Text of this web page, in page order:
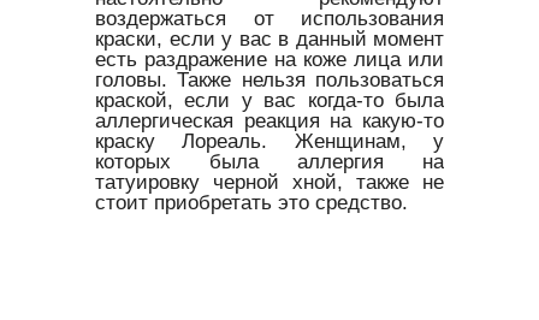
воздержаться от использования
краски, если у вас в данный момент
есть раздражение на коже лица или
головы. Также нельзя пользоваться
краской, если у вас когда-то была
аллергическая реакция на какую-то
краску Лореаль. Женщинам, у
которых была аллергия на
татуировку черной хной, также не
стоит приобретать это средство.